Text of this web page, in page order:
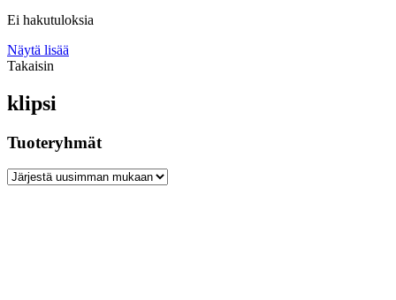
Ei hakutuloksia
Näytä lisää
Takaisin
klipsi
Tuoteryhmät